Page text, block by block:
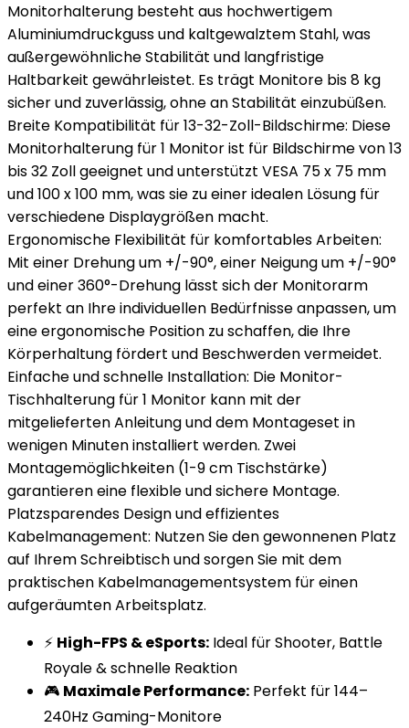
Monitorhalterung besteht aus hochwertigem
Aluminiumdruckguss und kaltgewalztem Stahl, was
außergewöhnliche Stabilität und langfristige
Haltbarkeit gewährleistet. Es trägt Monitore bis 8 kg
sicher und zuverlässig, ohne an Stabilität einzubüßen.
Breite Kompatibilität für 13-32-Zoll-Bildschirme: Diese
Monitorhalterung für 1 Monitor ist für Bildschirme von 13
bis 32 Zoll geeignet und unterstützt VESA 75 x 75 mm
und 100 x 100 mm, was sie zu einer idealen Lösung für
verschiedene Displaygrößen macht.
Ergonomische Flexibilität für komfortables Arbeiten:
Mit einer Drehung um +/-90°, einer Neigung um +/-90°
und einer 360°-Drehung lässt sich der Monitorarm
perfekt an Ihre individuellen Bedürfnisse anpassen, um
eine ergonomische Position zu schaffen, die Ihre
Körperhaltung fördert und Beschwerden vermeidet.
Einfache und schnelle Installation: Die Monitor-
Tischhalterung für 1 Monitor kann mit der
mitgelieferten Anleitung und dem Montageset in
wenigen Minuten installiert werden. Zwei
Montagemöglichkeiten (1-9 cm Tischstärke)
garantieren eine flexible und sichere Montage.
Platzsparendes Design und effizientes
Kabelmanagement: Nutzen Sie den gewonnenen Platz
auf Ihrem Schreibtisch und sorgen Sie mit dem
praktischen Kabelmanagementsystem für einen
aufgeräumten Arbeitsplatz.
⚡ High-FPS & eSports: Ideal für Shooter, Battle
Royale & schnelle Reaktion
🎮 Maximale Performance: Perfekt für 144–
240Hz Gaming-Monitore